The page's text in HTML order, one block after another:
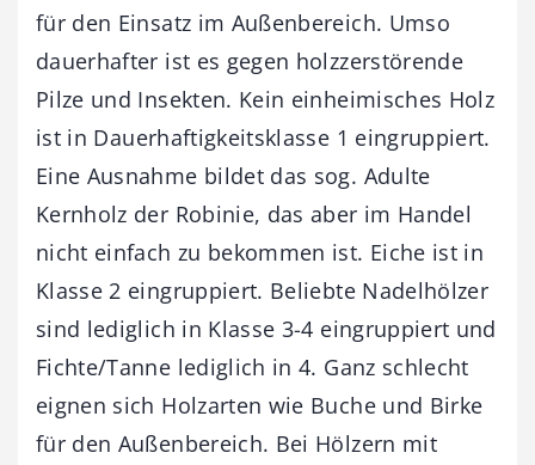
für den Einsatz im Außenbereich. Umso
dauerhafter ist es gegen holzzerstörende
Pilze und Insekten. Kein einheimisches Holz
ist in Dauerhaftigkeitsklasse 1 eingruppiert.
Eine Ausnahme bildet das sog. Adulte
Kernholz der Robinie, das aber im Handel
nicht einfach zu bekommen ist. Eiche ist in
Klasse 2 eingruppiert. Beliebte Nadelhölzer
sind lediglich in Klasse 3-4 eingruppiert und
Fichte/Tanne lediglich in 4. Ganz schlecht
eignen sich Holzarten wie Buche und Birke
für den Außenbereich. Bei Hölzern mit